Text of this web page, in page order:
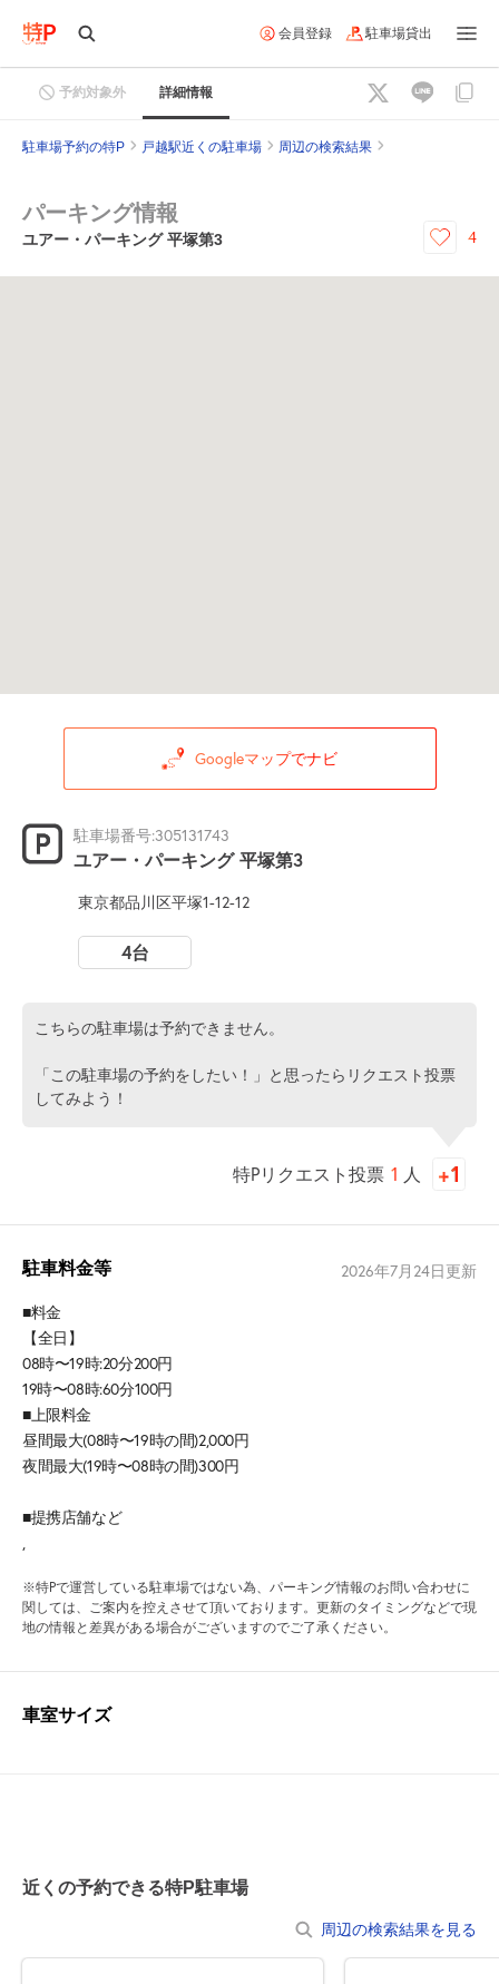
会員登録 駐車場貸出
予約対象外 詳細情報
駐車場予約の特P 戸越駅近くの駐車場 周辺の検索結果
パーキング情報
ユアー・パーキング 平塚第3 4
Googleマップでナビ
駐車場番号:305131743
ユアー・パーキング 平塚第3
東京都品川区平塚1-12-12
4台
こちらの駐車場は予約できません。
「この駐車場の予約をしたい！」と思ったらリクエスト投票
してみよう！
特Pリクエスト投票 1 人
駐車料金等 2026年7月24日更新
■料金
【全日】
08時〜19時:20分200円
19時〜08時:60分100円
■上限料金
昼間最大(08時〜19時の間)2,000円
夜間最大(19時〜08時の間)300円
■提携店舗など
,
※特Pで運営している駐車場ではない為、パーキング情報のお問い合わせに
関しては、ご案内を控えさせて頂いております。更新のタイミングなどで現
地の情報と差異がある場合がございますのでご了承ください。
車室サイズ
近くの予約できる特P駐車場
周辺の検索結果を見る